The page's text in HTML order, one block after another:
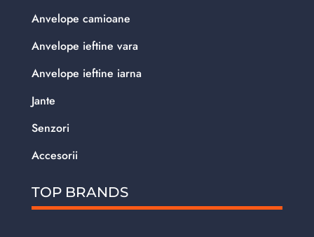
Anvelope camioane
Anvelope ieftine vara
Anvelope ieftine iarna
Jante
Senzori
Accesorii
TOP BRANDS